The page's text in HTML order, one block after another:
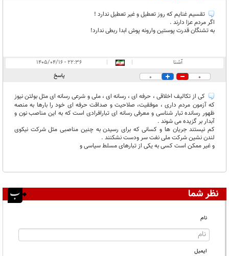
تقسیم غنایم که روز تعطیل و غیر تعطیل ندارد !
اگر مردم عزا دارند .
به تشنگان قدرت پوستین وارونه پوش ابدا ربطی ندارد!
آشنا |
|
۲۲:۳۶ - ۱۴۰۵/۰۴/۱۶
0
0 پاسخ
کی از تکالیف اخلاقی ، حرفه ای ، رسانه ای ، ملی و شرعی رسانه ای مثل بولتن نیوز
که آزمون مردم داری ، موفقیت، صلاحیت و صداقت حرفه ای خود را بارها به منصه
ظهور رسانده تبار شناسی و معرفی رسانه ای تبارافرادی است که به این مناصب نون و
آبدار بر گزیده می شوند .
کم نیستند جریان ها و کسانی که برای رسیدن به چنین مناصبی مثل شرکت نیکوی
لندن نشین شرکت ملی نفت سر ودست نشکنند .
و غیر ممکن است کسی به یکی از تبارهای مسلط سیاسی و
نظر شما
نام
ایمیل